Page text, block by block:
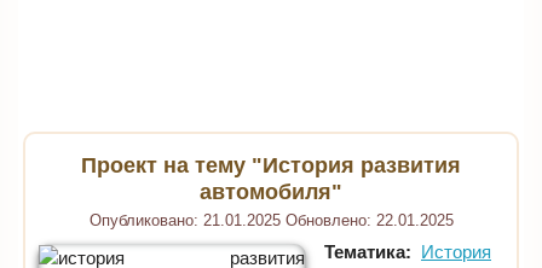
Проект на тему "История развития
автомобиля"
Опубликовано: 21.01.2025 Обновлено: 22.01.2025
Тематика: История